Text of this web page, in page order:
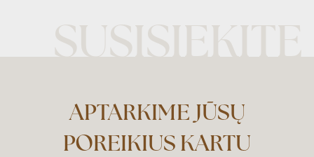
SUSISIEKITE
APTARKIME JŪSŲ
POREIKIUS KARTU